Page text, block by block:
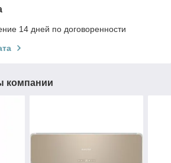
14 дней по договоренности
компании